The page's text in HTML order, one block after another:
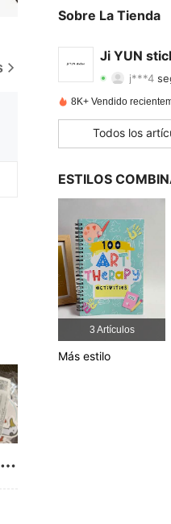
Sobre La Tienda
Ji YUN
4,96
4,96
4,96
4,96
4,96
4,96
8K+ Vendido
Todos los
ESTILOS
3 Artículos
Más estilo